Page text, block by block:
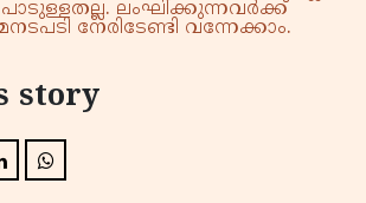
ലംഘിക്കുന്നവർക്ക്
നേരിടേണ്ടി വന്നേക്കാം.
story